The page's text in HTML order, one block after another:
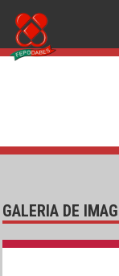
GALERIA DE